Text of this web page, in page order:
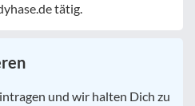
tätig.
und wir halten Dich zu